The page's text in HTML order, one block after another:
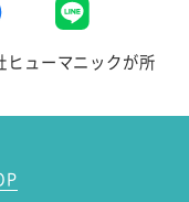
ヒューマニックが所